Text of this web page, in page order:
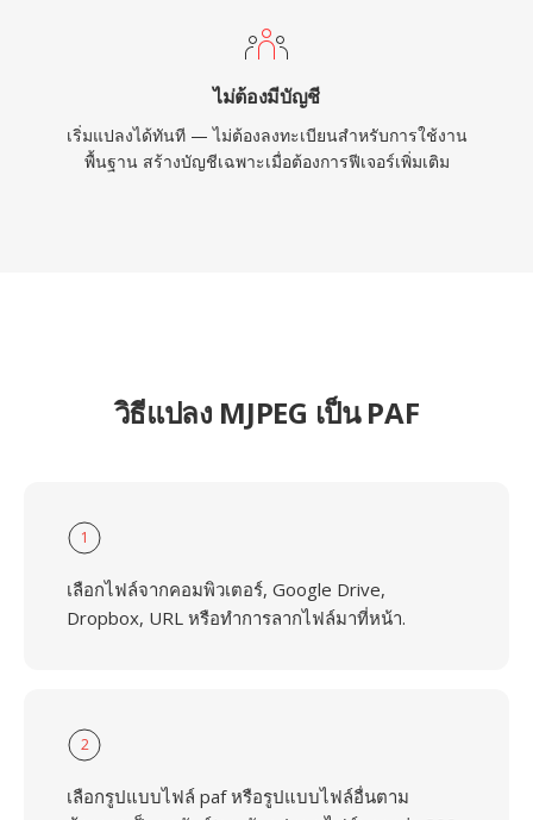
ไม่ต้องมีบัญชี
เริ่มแปลงได้ทันที — ไม่ต้องลงทะเบียนสำหรับการใช้งาน
พื้นฐาน สร้างบัญชีเฉพาะเมื่อต้องการฟีเจอร์เพิ่มเติม
วิธีแปลง MJPEG เป็น PAF
1
เลือกไฟล์จากคอมพิวเตอร์, Google Drive,
Dropbox, URL หรือทำการลากไฟล์มาที่หน้า.
2
เลือกรูปแบบไฟล์ paf หรือรูปแบบไฟล์อื่นตาม